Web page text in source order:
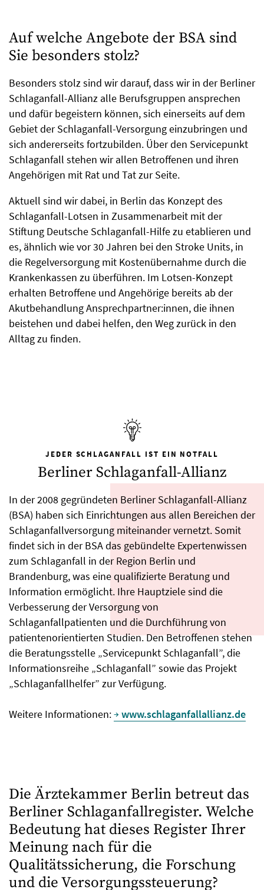
Auf welche Angebote der BSA sind
Sie besonders stolz?
Besonders stolz sind wir darauf, dass wir in der Berliner
Schlaganfall-Allianz alle Berufsgruppen ansprechen
und dafür begeistern können, sich einerseits auf dem
Gebiet der Schlaganfall-Versorgung einzubringen und
sich andererseits fortzubilden. Über den Servicepunkt
Schlaganfall stehen wir allen Betroffenen und ihren
Angehörigen mit Rat und Tat zur Seite.
Aktuell sind wir dabei, in Berlin das Konzept des
Schlaganfall-Lotsen in Zusammenarbeit mit der
Stiftung Deutsche Schlaganfall-Hilfe zu etablieren und
es, ähnlich wie vor 30 Jahren bei den Stroke Units, in
die Regelversorgung mit Kostenübernahme durch die
Krankenkassen zu überführen. Im Lotsen-Konzept
erhalten Betroffene und Angehörige bereits ab der
Akutbehandlung Ansprechpartner:innen, die ihnen
beistehen und dabei helfen, den Weg zurück in den
Alltag zu finden.
JEDER SCHLAGANFALL IST EIN NOTFALL
Berliner Schlaganfall-Allianz
In der 2008 gegründeten Berliner Schlaganfall-Allianz
(BSA) haben sich Einrichtungen aus allen Bereichen der
Schlaganfallversorgung miteinander vernetzt. Somit
findet sich in der BSA das gebündelte Expertenwissen
zum Schlaganfall in der Region Berlin und
Brandenburg, was eine qualifizierte Beratung und
Information ermöglicht. Ihre Hauptziele sind die
Verbesserung der Versorgung von
Schlaganfallpatienten und die Durchführung von
patientenorientierten Studien. Den Betroffenen stehen
die Beratungsstelle „Servicepunkt Schlaganfall”, die
Informationsreihe „Schlaganfall” sowie das Projekt
„Schlaganfallhelfer” zur Verfügung.
Weitere Informationen: www.schlaganfallallianz.de
Die Ärztekammer Berlin betreut das
Berliner Schlaganfallregister. Welche
Bedeutung hat dieses Register Ihrer
Meinung nach für die
Qualitätssicherung, die Forschung
und die Versorgungssteuerung?